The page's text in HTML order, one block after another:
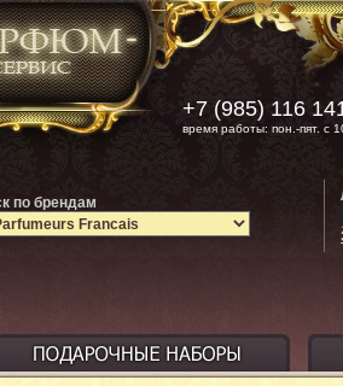
+7 (985) 116
время работы: пон.-пят. с
по брендам